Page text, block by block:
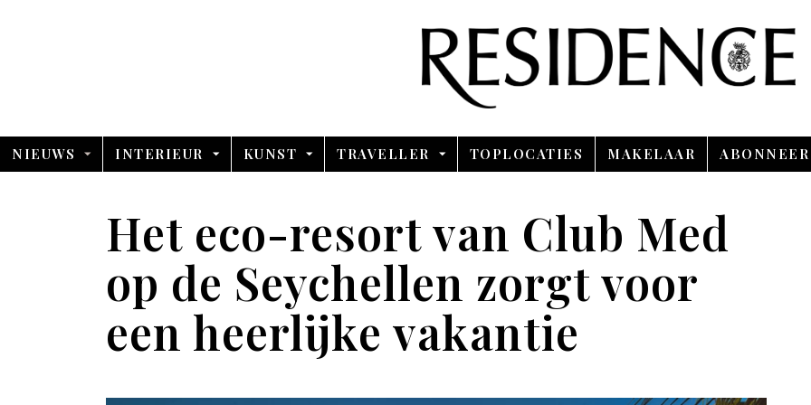
NIEUWS INTERIEUR KUNST TRAVELLER TOPLOCATIES MAKELAAR ABONNEER
Het eco-resort van Club Med
op de Seychellen zorgt voor
een heerlijke vakantie